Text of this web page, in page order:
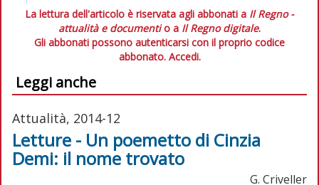
La lettura dell'articolo è riservata agli abbonati a Il Regno -
attualità e documentio a Il Regno digitale.
Gli abbonati possono autenticarsi con il proprio codice
abbonato. Accedi.
Leggi anche
Attualità, 2014-12
Letture - Un poemetto di Cinzia
Demi: il nome trovato
G. Criveller